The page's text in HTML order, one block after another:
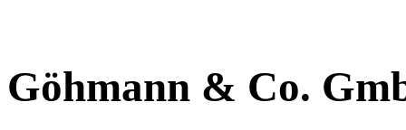
Göhmann & Co.